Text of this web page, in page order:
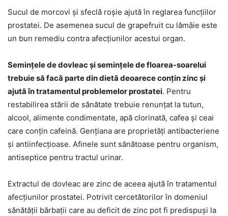
Sucul de morcovi și sfeclă roșie ajută în reglarea funcțiilor
prostatei. De asemenea sucul de grapefruit cu lămâie este
un bun remediu contra afecțiunilor acestui organ.
Semințele de dovleac și semințele de floarea-soarelui
trebuie să facă parte din dietă deoarece conțin zinc și
ajută în tratamentul problemelor prostatei. Pentru
restabilirea stării de sănătate trebuie renunțat la tutun,
alcool, alimente condimentate, apă clorinată, cafea și ceai
care conțin cafeină. Gențiana are proprietăți antibacteriene
și antiinfecțioase. Afinele sunt sănătoase pentru organism,
antiseptice pentru tractul urinar.
Extractul de dovleac are zinc de aceea ajută în tratamentul
afecțiunilor prostatei. Potrivit cercetătorilor în domeniul
sănătății bărbații care au deficit de zinc pot fi predispuși la